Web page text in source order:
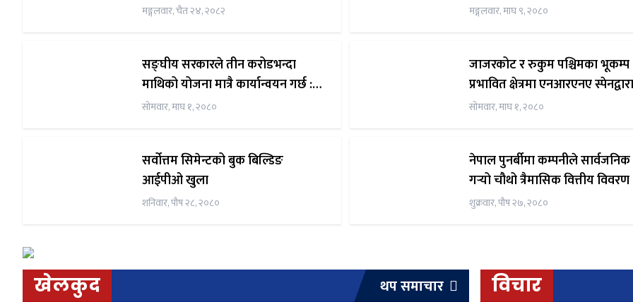
मङ्गलवार, चैत २४, २०८२ मङ्गलवार, माघ ९, २०८०
सङ्घीय सरकारले तीन करोडभन्दा
माथिको योजना मात्रै कार्यान्वयन गर्छ :
अर्थमन्त्री डा महत
सोमवार, माघ १, २०८०
जाजरकोट र रुकुम पश्चिमका भूकम्प
प्रभावित क्षेत्रमा एनआरएनए स्पेनद्वारा
राहत वितरण
सोमवार, माघ १, २०८०
सर्वोत्तम सिमेन्टको बुक बिल्डिङ
आईपीओ खुला
शनिवार, पौष २८, २०८०
नेपाल पुनर्बीमा कम्पनीले सार्वजनिक
गर्‍यो चौथो त्रैमासिक वित्तीय विवरण
शुक्रवार, पौष २७, २०८०
खेलकुद थप समाचार विचार